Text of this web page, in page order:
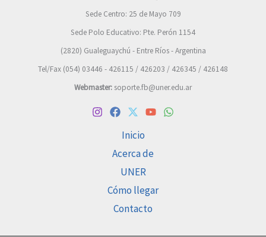
Sede Centro: 25 de Mayo 709
Sede Polo Educativo: Pte. Perón 1154
(2820) Gualeguaychú - Entre Ríos - Argentina
Tel/Fax (054) 03446 - 426115 / 426203 / 426345 / 426148
Webmaster: soporte.fb@uner.edu.ar
Inicio
Acerca de
UNER
Cómo llegar
Contacto